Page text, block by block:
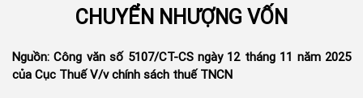
CHUYỂN NHƯỢNG VỐN
Nguồn: Công văn số 5107/CT-CS ngày 12 tháng 11 năm 2025
của Cục Thuế V/v chính sách thuế TNCN